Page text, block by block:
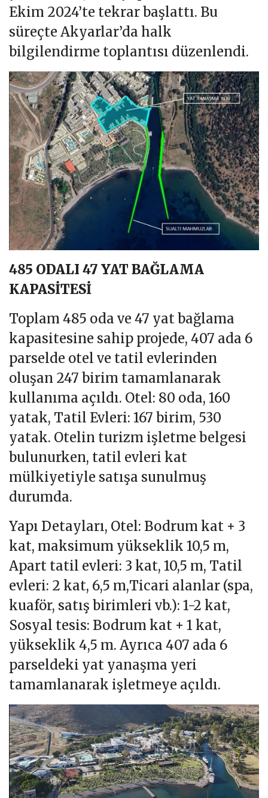
Ekim 2024’te tekrar başlattı. Bu
süreçte Akyarlar’da halk
bilgilendirme toplantısı düzenlendi.
485 ODALI 47 YAT BAĞLAMA
KAPASİTESİ
Toplam 485 oda ve 47 yat bağlama
kapasitesine sahip projede, 407 ada 6
parselde otel ve tatil evlerinden
oluşan 247 birim tamamlanarak
kullanıma açıldı. Otel: 80 oda, 160
yatak, Tatil Evleri: 167 birim, 530
yatak. Otelin turizm işletme belgesi
bulunurken, tatil evleri kat
mülkiyetiyle satışa sunulmuş
durumda.
Yapı Detayları, Otel: Bodrum kat + 3
kat, maksimum yükseklik 10,5 m,
Apart tatil evleri: 3 kat, 10,5 m, Tatil
evleri: 2 kat, 6,5 m,Ticari alanlar (spa,
kuaför, satış birimleri vb.): 1-2 kat,
Sosyal tesis: Bodrum kat + 1 kat,
yükseklik 4,5 m. Ayrıca 407 ada 6
parseldeki yat yanaşma yeri
tamamlanarak işletmeye açıldı.